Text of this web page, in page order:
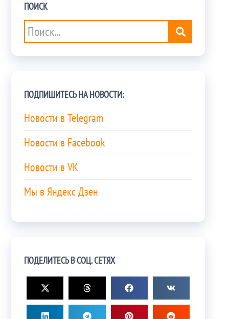
ПОИСК
ПОДПИШИТЕСЬ НА НОВОСТИ:
Новости в Telegram
Новости в Facebook
Новости в VK
Мы в Яндекс Дзен
ПОДЕЛИТЕСЬ В СОЦ. СЕТЯХ